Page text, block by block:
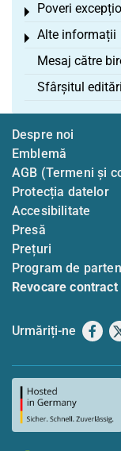
Poveri
Toggle menu
Alte informații
Toggle menu
Mesaj către
Sfârșitul
Despre noi
Emblemă
AGB (Termeni și
Protecția datelor
Accesibilitate
Presă
Prețuri
Program de
Revocare contract
Urmăriți-ne